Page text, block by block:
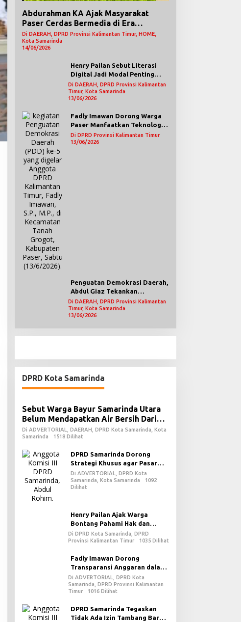
Abdurahman KA Ajak Masyarakat
Paser Cerdas Bermedia di Era
Demokrasi Digital
Di DAERAH, DPRD Provinsi Kalimantan Timur, HOME,
Kota Samarinda
14/06/2026
Henry Pailan Sebut Literasi
Digital Jadi Modal Penting
Wujudkan Demokrasi yang
Lebih Terbuka
Di DAERAH, DPRD Provinsi Kalimantan
Timur, Kota Samarinda
13/06/2026
Fadly Imawan Dorong Warga
Paser Manfaatkan Teknologi
Digital untuk Mengawasi
Jalannya Pemerintahan
Di DPRD Provinsi Kalimantan Timur
13/06/2026
Penguatan Demokrasi Daerah,
Abdul Giaz Tekankan
Pentingnya Teknologi
Informasi
Di DAERAH, DPRD Provinsi Kalimantan
Timur, Kota Samarinda
13/06/2026
DPRD Kota Samarinda
Sebut Warga Bayur Samarinda Utara
Belum Mendapatkan Air Bersih Dari
PDAM
Di ADVERTORIAL, DAERAH, DPRD Kota Samarinda, Kota
Samarinda
1518 Dilihat
DPRD Samarinda Dorong
Strategi Khusus agar Pasar
Pagi Kembali Ramai Pasca
Revitalisasi
Di ADVERTORIAL, DPRD Kota
Samarinda, Kota Samarinda
1092
Dilihat
Henry Pailan Ajak Warga
Bontang Pahami Hak dan
Kewajiban dalam Demokrasi
Di DPRD Kota Samarinda, DPRD
Provinsi Kalimantan Timur
1035 Dilihat
Fadly Imawan Dorong
Transparansi Anggaran dalam
Penguatan Demokrasi Daerah
di PPU
Di ADVERTORIAL, DPRD Kota
Samarinda, DPRD Provinsi Kalimantan
Timur
1016 Dilihat
DPRD Samarinda Tegaskan
Tidak Ada Izin Tambang Baru